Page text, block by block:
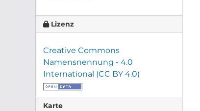
Lizenz
Creative Commons
Namensnennung - 4.0
International (CC BY 4.0)
Karte